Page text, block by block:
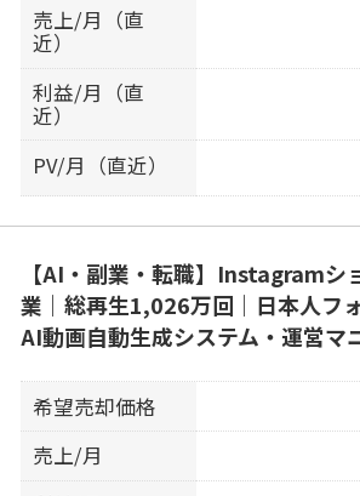
売上/月（直
近）
利益/月（直
近）
PV/月（直近）
【AI・副業・転職】Instagramシ
業｜総再生1,026万回｜日本人フ
AI動画自動生成システム・運営マ
希望売却価格
売上/月